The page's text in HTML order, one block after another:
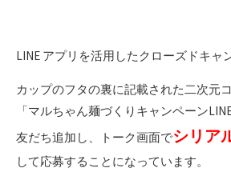
LINE アプリを活用したクローズドキャ
カップのフタの裏に記載された二次元
「マルちゃん麺づくりキャンペーン
友だち追加し、トーク画面でシリア
して応募することになっています。